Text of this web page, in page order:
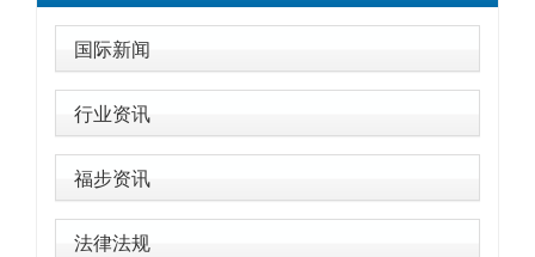
国际新闻
行业资讯
福步资讯
法律法规